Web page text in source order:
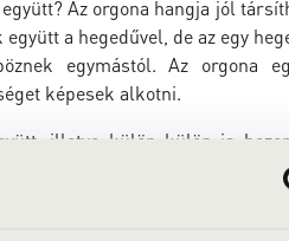
Az orgona hangja jól
a hegedűvel, de az egy
egymástól. Az orgona
képesek alkotni.
illetve külön-külön is
és a romantika világából,
és még azt is